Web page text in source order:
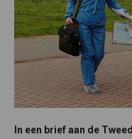
In een brief aan de